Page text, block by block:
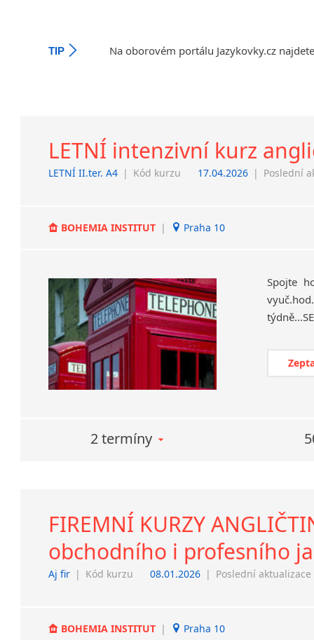
TIP Na oborovém portálu Jazykovky.cz
LETNÍ intenzivní kurz
LETNÍ II.ter. A4 | Kód kurzu 17.04.2026 | Poslední
BOHEMIA INSTITUT | Praha 10
Spojte
2 termíny
FIREMNÍ KURZY
obchodního i profesního
Aj fir | Kód kurzu 08.01.2026 | Poslední aktualizace
BOHEMIA INSTITUT | Praha 10